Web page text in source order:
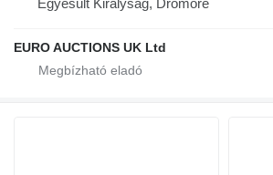
EURO AUCTIONS UK Ltd